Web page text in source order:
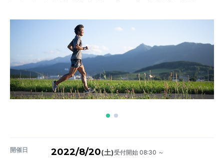
開催日 2022/8/20(土)受付開始 08:30 ～